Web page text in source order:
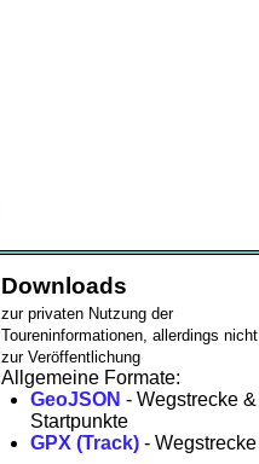
Downloads
zur privaten Nutzung der
Toureninformationen, allerdings nicht
zur Veröffentlichung
Allgemeine Formate:
GeoJSON - Wegstrecke &
Startpunkte
GPX (Track) - Wegstrecke